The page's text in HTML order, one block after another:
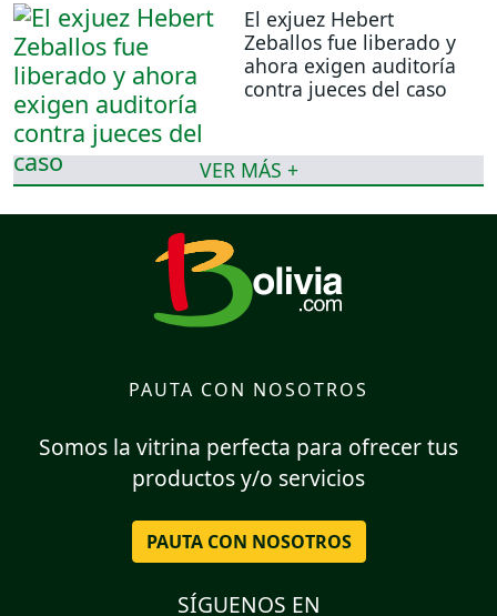
El exjuez Hebert
Zeballos fue liberado y
ahora exigen auditoría
contra jueces del caso
VER MÁS +
PAUTA CON NOSOTROS
Somos la vitrina perfecta para ofrecer tus
productos y/o servicios
PAUTA CON NOSOTROS
SÍGUENOS EN